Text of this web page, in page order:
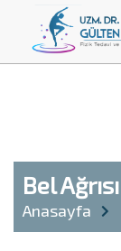
Bel Ağrısı
Anasayfa